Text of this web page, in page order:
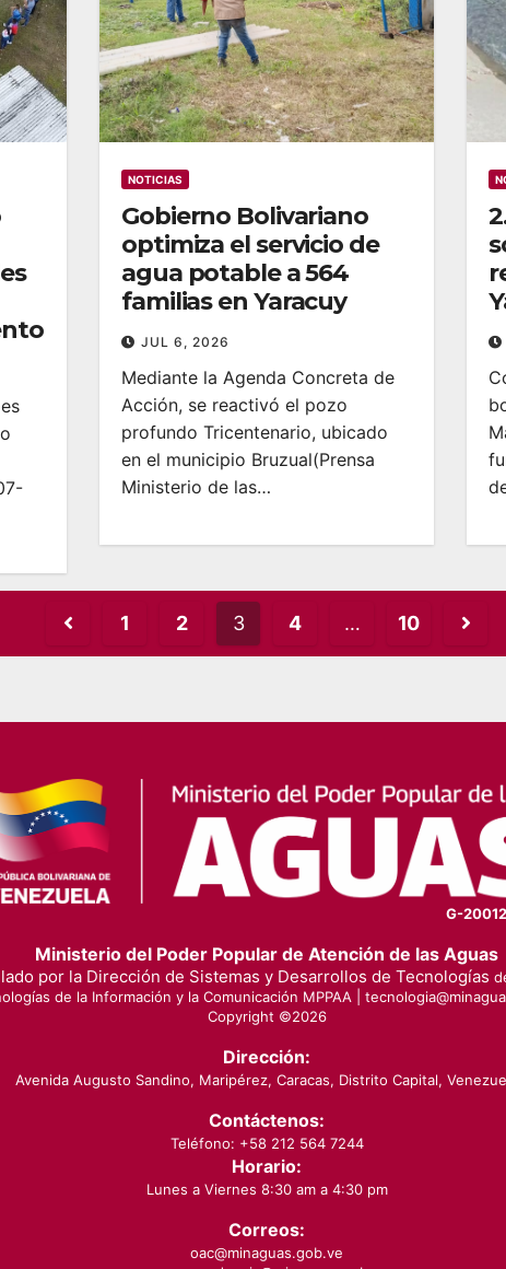
NOTICIAS
Gobierno Bolivariano
optimiza el servicio de
agua potable a 564
familias en Yaracuy
JUL 6, 2026
Mediante la Agenda Concreta de
Acción, se reactivó el pozo
profundo Tricentenario, ubicado
en el municipio Bruzual‎‎(Prensa
Ministerio de las…
Posts
pagination
1 2 3 4 … 10
G-
Ministerio del Poder Popular de Atención de las Aguas
por la Dirección de Sistemas y Desarrollos de Tecnologías
de la Información y la Comunicación MPPAA |
Copyright ©2026
Dirección:
Avenida Augusto Sandino, Maripérez, Caracas, Distrito Capital,
Contáctenos:
Teléfono: +58 212 564 7244
Horario:
Lunes a Viernes 8:30 am a 4:30 pm
Correos:
oac@minaguas.gob.ve